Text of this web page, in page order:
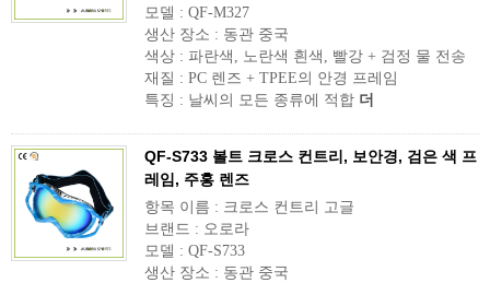
모델 : QF-M327
생산 장소 : 동관 중국
색상 : 파란색, 노란색 흰색, 빨강 + 검정 물 전송
재질 : PC 렌즈 + TPEE의 안경 프레임
특징 : 날씨의 모든 종류에 적합 더
QF-S733 볼트 크로스 컨트리, 보안경, 검은 색 프
레임, 주홍 렌즈
항목 이름 : 크로스 컨트리 고글
브랜드 : 오로라
모델 : QF-S733
생산 장소 : 동관 중국